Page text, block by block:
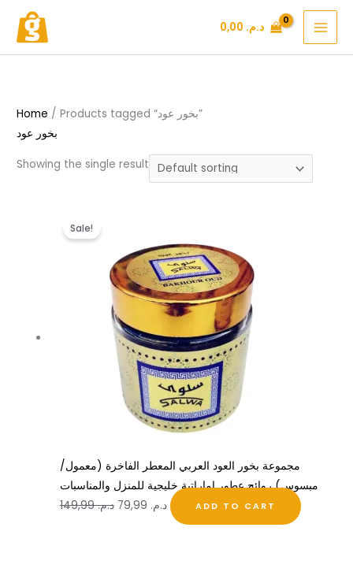
content
د.م.
Home
/ Products tagged “بخور عود”
بخور عود
Showing the single result
Sale!
مجموعة بخور العود العربي المعطر الفاخرة (معمول/
مبسوس) روائح عطور إماراتية خليجية للمنزل والمناسبات
د.م.149,99
was:
د.م. 149,99.
د.م.
is:
د.م. 79,99.
ADD TO CART